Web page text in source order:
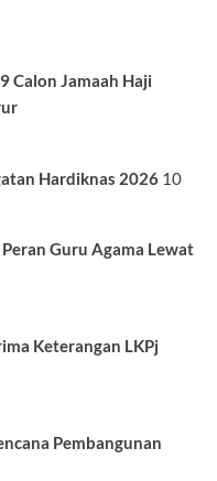
Calon Jamaah Haji
Hardiknas 2026 10
Guru Agama Lewat
Keterangan LKPj
Pembangunan